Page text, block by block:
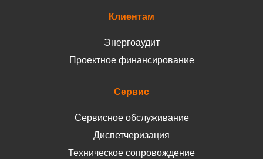
Клиентам
Энергоаудит
Проектное финансирование
Сервис
Сервисное обслуживание
Диспетчеризация
Техническое сопровождение